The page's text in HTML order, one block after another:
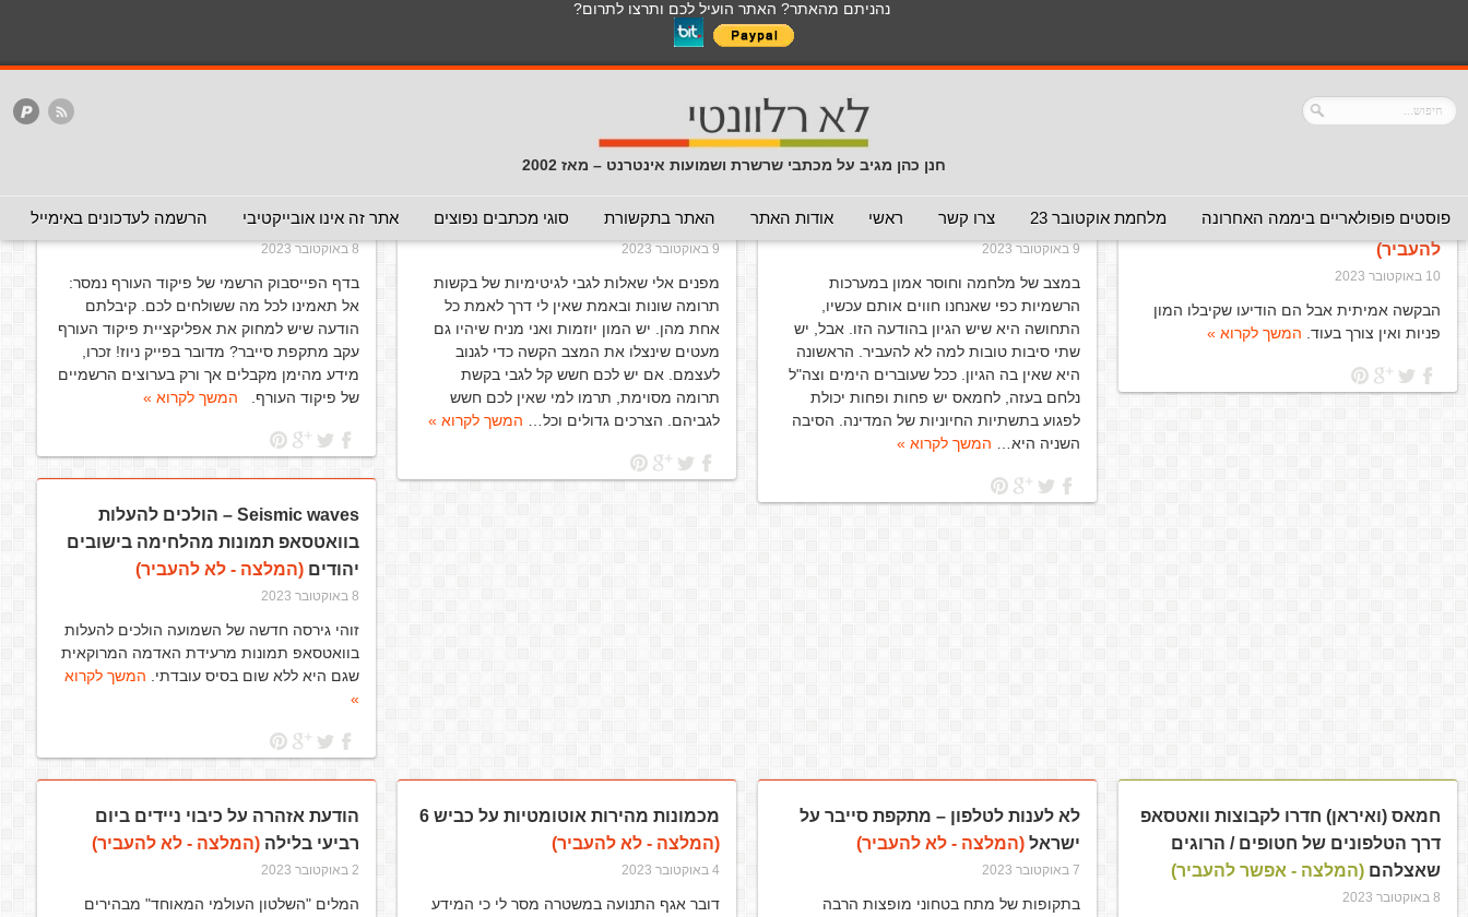
נהניתם מהאתר? האתר הועיל לכם ותרצו לתרום?
חנן כהן מגיב על מכתבי שרשרת ושמועות אינטרנט – מאז 2002
פוסטים פופולאריים ביממה האחרונה מלחמת אוקטובר 23 צרו קשר ראשי אודות האתר האתר בתקשורת סוגי מכתבים נפוצים אתר זה אינו אובייקטיבי הרשמה לעדכונים באימייל
Author Archives: חנן כהן
ישראלים דוברי אנגלית(המלצה - לא
להעביר)
10 באוקטובר 2023
הבקשה אמיתית אבל הם הודיעו שקיבלו המון
פניות ואין צורך בעוד. המשך לקרוא »
תשתיות
(המלצה - לא להעביר)
9 באוקטובר 2023
במצב של מלחמה וחוסר אמון במערכות
הרשמיות כפי שאנחנו חווים אותם עכשיו,
התחושה היא שיש הגיון בהודעה הזו. אבל, יש
שתי סיבות טובות למה לא להעביר. הראשונה
היא שאין בה הגיון. ככל שעוברים הימים וצה"ל
נלחם בעזה, לחמאס יש פחות ופחות יכולת
לפגוע בתשתיות החיוניות של המדינה. הסיבה
השניה היא… המשך לקרוא »
(חדשות האתר)
9 באוקטובר 2023
מפנים אלי שאלות לגבי לגיטימיות של בקשות
תרומה שונות ובאמת שאין לי דרך לאמת כל
אחת מהן. יש המון יוזמות ואני מניח שיהיו גם
מעטים שינצלו את המצב הקשה כדי לגנוב
לעצמם. אם יש לכם חשש קל לגבי בקשת
תרומה מסוימת, תרמו למי שאין לכם חשש
לגביהם. הצרכים גדולים וכל… המשך לקרוא »
- לא להעביר)
8 באוקטובר 2023
בדף הפייסבוק הרשמי של פיקוד העורף נמסר:
אל תאמינו לכל מה ששולחים לכם. קיבלתם
הודעה שיש למחוק את אפליקציית פיקוד העורף
עקב מתקפת סייבר? מדובר בפייק ניוז! זכרו,
מידע מהימן מקבלים אך ורק בערוצים הרשמיים
של פיקוד העורף. המשך לקרוא »
Seismic waves – הולכים להעלות
בוואטסאפ תמונות מהלחימה בישובים
יהודים (המלצה - לא להעביר)
8 באוקטובר 2023
זוהי גירסה חדשה של השמועה הולכים להעלות
בוואטסאפ תמונות מרעידת האדמה המרוקאית
שגם היא ללא שום בסיס עובדתי. המשך לקרוא
»
חמאס (ואיראן) חדרו לקבוצות וואטסאפ
דרך הטלפונים של חטופים / הרוגים
שאצלהם (המלצה - אפשר להעביר)
8 באוקטובר 2023
לא לענות לטלפון – מתקפת סייבר על
ישראל (המלצה - לא להעביר)
7 באוקטובר 2023
בתקופות של מתח בטחוני מופצות הרבה
מכמונות מהירות אוטומטיות על כביש 6
(המלצה - לא להעביר)
4 באוקטובר 2023
דובר אגף התנועה במשטרה מסר לי כי המידע
הודעת אזהרה על כיבוי ניידים ביום
רביעי בלילה (המלצה - לא להעביר)
2 באוקטובר 2023
המלים "השלטון העולמי המאוחד" מבהירים